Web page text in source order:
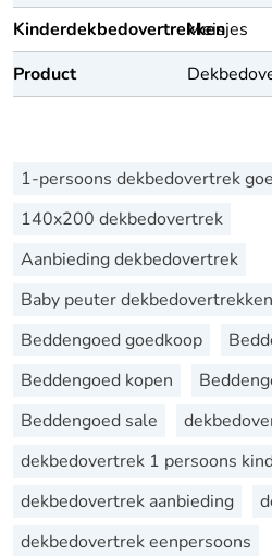
Kinderdekbedovertrekken
Meisjes
Product
1-persoons dekbedovertrek
140x200 dekbedovertrek
Aanbieding dekbedovertrek
Baby peuter dekbedovertrekken
Beddengoed goedkoop
Beddengoed kopen
Beddengoed sale
dekbedovertrek 1 persoons
dekbedovertrek aanbieding
dekbedovertrek eenpersoons